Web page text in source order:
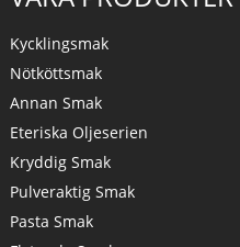
Kycklingsmak
Nötköttsmak
Annan Smak
Eteriska Oljeserien
Kryddig Smak
Pulveraktig Smak
Pasta Smak